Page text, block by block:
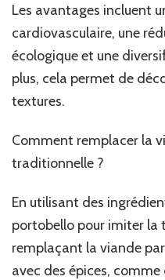
Les avantages incluent
cardiovasculaire, une
écologique et une
plus, cela permet de
textures.
Comment remplacer la
traditionnelle ?
En utilisant des
portobello pour imiter la
remplaçant la viande
avec des épices,